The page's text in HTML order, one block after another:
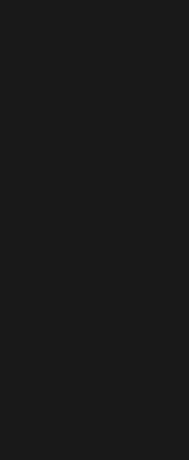
ventana)
ventana)